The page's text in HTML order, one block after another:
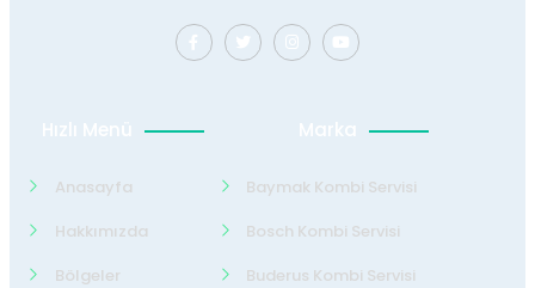
Hızlı Menü
Anasayfa
Hakkımızda
Bölgeler
Marka
Baymak Kombi Servisi
Bosch Kombi Servisi
Buderus Kombi Servisi